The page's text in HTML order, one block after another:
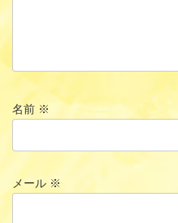
名前 ※
メール ※